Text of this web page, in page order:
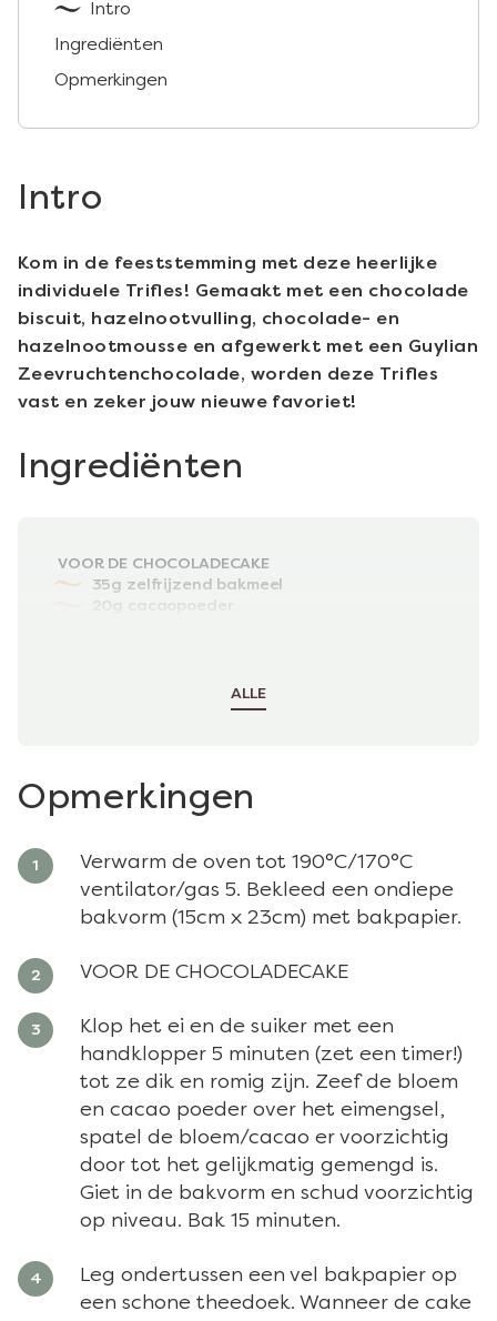
Intro
Kom in de feeststemming met deze heerlijke
individuele Trifles! Gemaakt met een chocolade
biscuit, hazelnootvulling, chocolade- en
hazelnootmousse en afgewerkt met een Guylian
Zeevruchtenchocolade, worden deze Trifles
vast en zeker jouw nieuwe favoriet!
Ingrediënten
VOOR DE CHOCOLADECAKE
35g zelfrijzend bakmeel
20g cacaopoeder
ALLE
Opmerkingen
Verwarm de oven tot 190°C/170°C
ventilator/gas 5. Bekleed een ondiepe
bakvorm (15cm x 23cm) met bakpapier.
VOOR DE CHOCOLADECAKE
Klop het ei en de suiker met een
handklopper 5 minuten (zet een timer!)
tot ze dik en romig zijn. Zeef de bloem
en cacao poeder over het eimengsel,
spatel de bloem/cacao er voorzichtig
door tot het gelijkmatig gemengd is.
Giet in de bakvorm en schud voorzichtig
op niveau. Bak 15 minuten.
Leg ondertussen een vel bakpapier op
een schone theedoek. Wanneer de cake
Intro
Ingrediënten
Opmerkingen